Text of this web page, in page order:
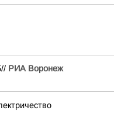
РИА Воронеж